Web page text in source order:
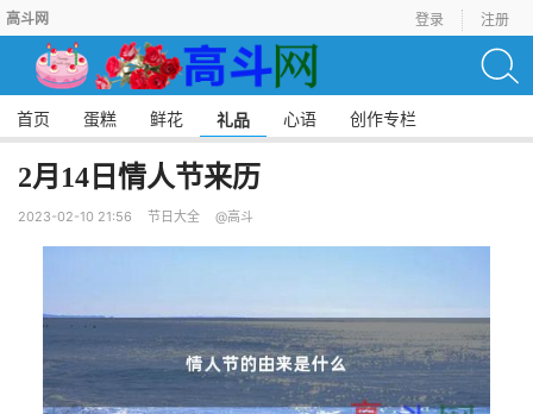
高斗网 登录 注册
首页 蛋糕 鲜花 礼品 心语 创作专栏
2月14日情人节来历
2023-02-10 21:56 节日大全 @高斗